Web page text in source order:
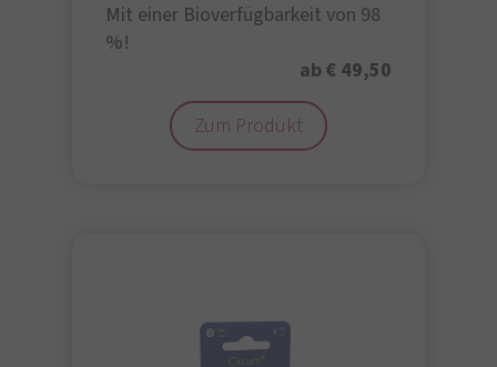
Mit einer Bioverfügbarkeit von 98
%!
ab € 49,50
Zum Produkt